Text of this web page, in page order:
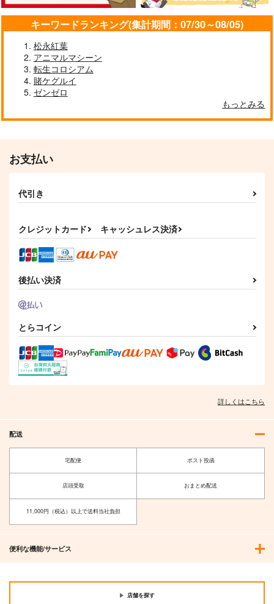
デス坊が他界しました
時空警察高機動小隊
（税込）
その他
フェニックス
キャプテン・ファルコン
ブラッド・ファルコン
サンプル
Fleur et Fleur
ぽよみもち
Stand by me 2_
Daisy / Straight
カート
推しの台詞が知りた
い！！カラ丸全台詞採
小鈴屋
円 （税込）
キーワードランキング(集計期間：07/30～08/05)
松永紅葉
アニマルマシーン
転生コロシアム
賭ケグルイ
ゼンゼロ
もっとみる
お支払い
代引き
クレジットカード キャッシュレス決済
後払い決済
とらコイン
詳しくはこちら
配送
宅配便 ポスト投函
店頭受取 おまとめ配送
11,000円（税込）以上で送料当社負担
便利な機能/サービス
店舗を探す